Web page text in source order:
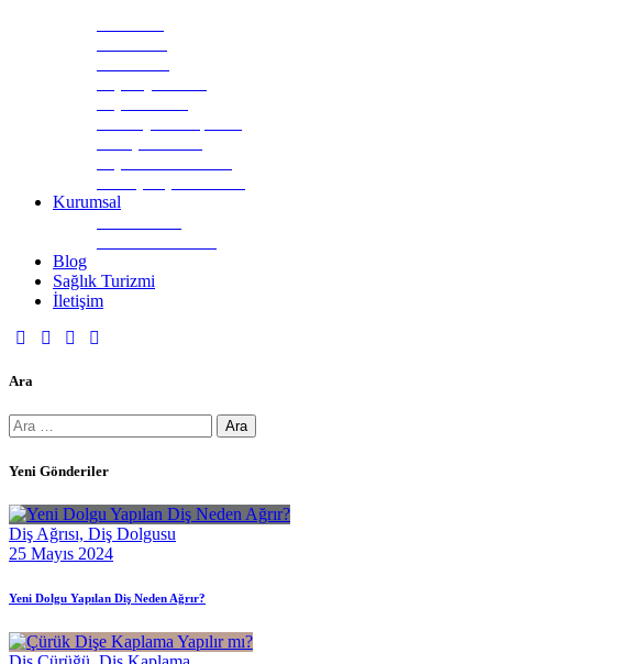
Kurumsal
Blog
Sağlık Turizmi
İletişim
Ara
Yeni Gönderiler
Diş Ağrısı, Diş Dolgusu
25 Mayıs 2024
Yeni Dolgu Yapılan Diş Neden Ağrır?